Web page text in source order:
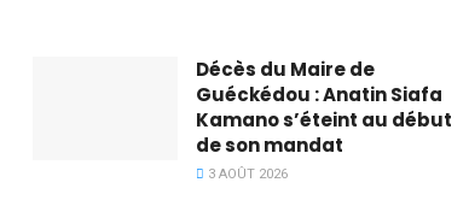
Décès du Maire de
Guéckédou : Anatin Siafa
Kamano s’éteint au début
de son mandat
3 AOÛT 2026